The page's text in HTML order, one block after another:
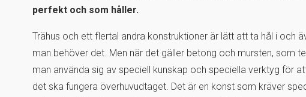
perfekt och som håller.
Trähus och ett flertal andra konstruktioner är lätt att ta hål i och
man behöver det. Men när det gäller betong och mursten, som
man använda sig av speciell kunskap och speciella verktyg för
det ska fungera överhuvudtaget. Det är en konst som kräver